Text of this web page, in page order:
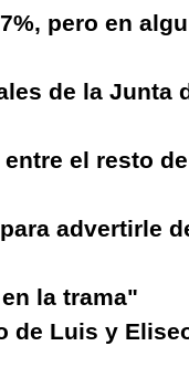
pero en
de la Junta
el resto de
advertirle
la trama"
de Luis y